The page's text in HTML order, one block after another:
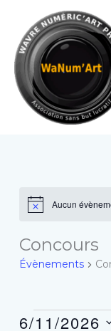
contenu
NoticeAucun
Concours
Évènements
6/11/2026